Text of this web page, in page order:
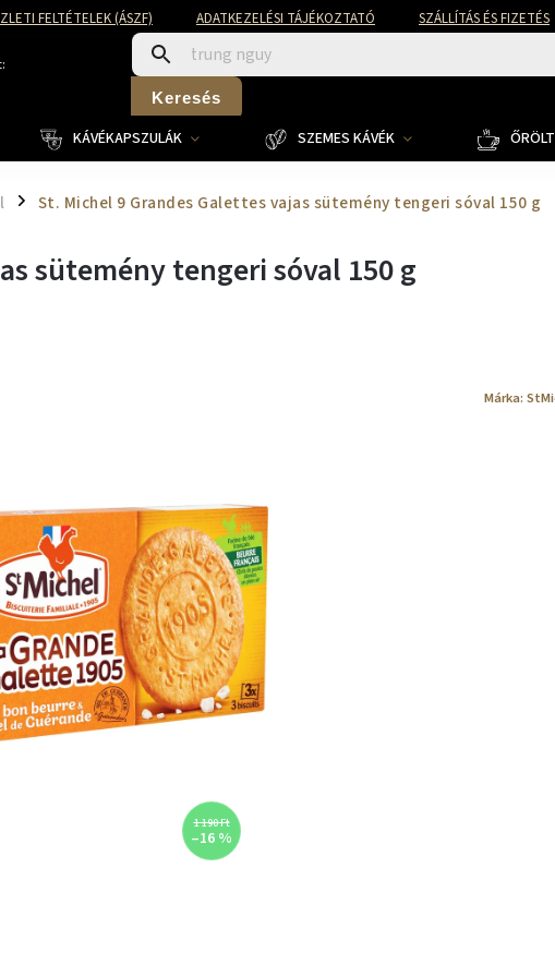
FELTÉTELEK (ÁSZF) ADATKEZELÉSI TÁJÉKOZTATÓ SZÁLLÍTÁS ÉS FIZETÉS
Keresés
KÁVÉKAPSZULÁK SZEMES KÁVÉK
/ St. Michel 9 Grandes Galettes vajas sütemény tengeri sóval 150 g
sütemény tengeri sóval 150 g
Márka:
1 190 Ft
–16 %